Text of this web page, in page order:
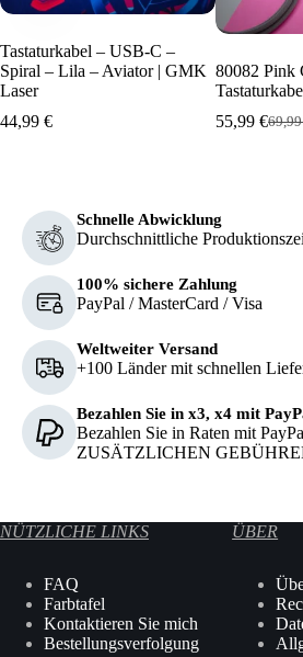
Tastaturkabel – USB-C –
Spiral – Lila – Aviator | GMK
Laser
44,99 €
80082 Pink
55,99€
Schnelle Abwicklung
Durchschnittliche
100% sichere Zahlung
PayPal / MasterCard / Visa
Weltweiter Versand
+100 Länder mit schnellen
Bezahlen Sie in x3, x4 mit
Bezahlen Sie in Raten mit
ZUSÄTZLICHEN
NÜTZLICHE LINKS
FAQ
Farbtafel
Kontaktieren Sie mich
Bestellungsverfolgung
ÜBER